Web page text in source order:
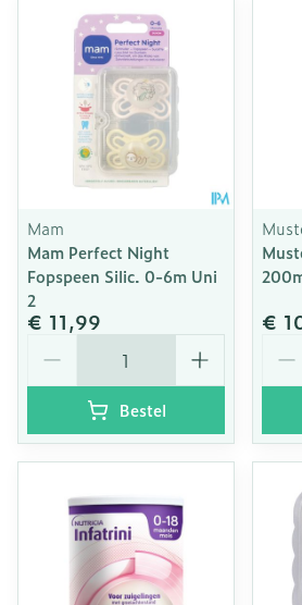
Mam
Mam Perfect Night
Fopspeen Silic. 0-6m Uni
2
€ 11,99
Bestel
€